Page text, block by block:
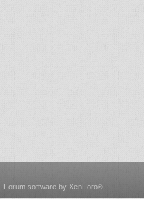
Forum software by XenForo®